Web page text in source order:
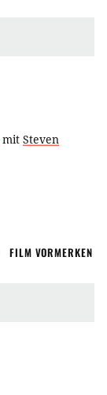
mit Steven
FILM VORMERKEN